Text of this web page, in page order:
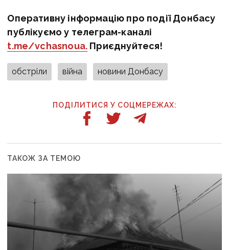
Оперативну інформацію про події Донбасу
публікуємо у телеграм-каналі
t.me/vchasnoua. Приєднуйтеся!
обстріли війна новини Донбасу
ПОДІЛИТИСЯ У СОЦМЕРЕЖАХ:
ТАКОЖ ЗА ТЕМОЮ